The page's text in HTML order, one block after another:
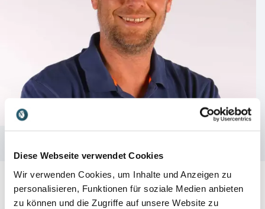
Diese Webseite verwendet Cookies
Wir verwenden Cookies, um Inhalte und Anzeigen zu
personalisieren, Funktionen für soziale Medien anbieten
zu können und die Zugriffe auf unsere Website zu